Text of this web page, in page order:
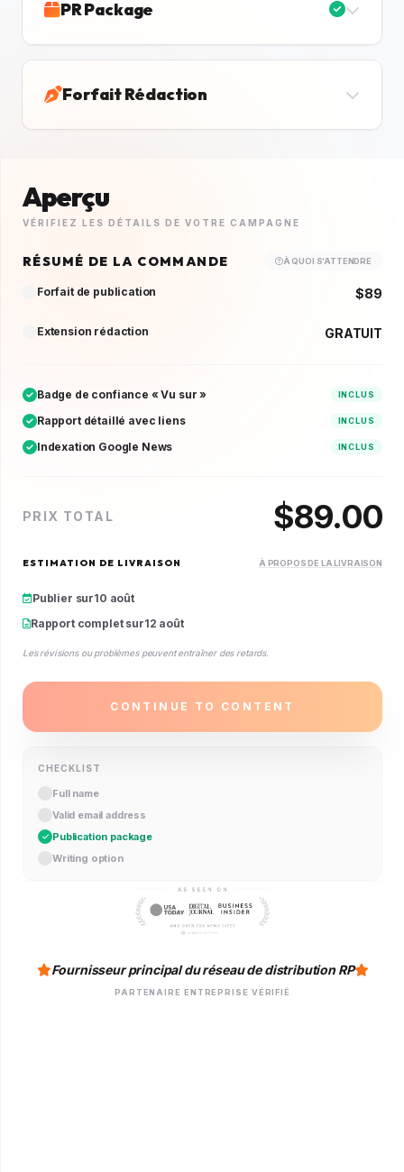
PR Package
Forfait Rédaction
Aperçu
VÉRIFIEZ LES DÉTAILS DE VOTRE CAMPAGNE
RÉSUMÉ DE LA COMMANDE À QUOI S’ATTENDRE
Forfait de publication $89
Extension rédaction GRATUIT
Badge de confiance « Vu sur » INCLUS
Rapport détaillé avec liens INCLUS
Indexation Google News INCLUS
PRIX TOTAL $89.00
ESTIMATION DE LIVRAISON À PROPOS DE LA LIVRAISON
Publier sur10 août
Rapport complet sur12 août
Les révisions ou problèmes peuvent entraîner des retards.
CONTINUE TO CONTENT
CHECKLIST
Full name
Valid email address
Publication package
Writing option
Fournisseur principal du réseau de distribution RP
PARTENAIRE ENTREPRISE VÉRIFIÉ